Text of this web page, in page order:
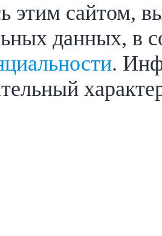
этим сайтом,
данных, в
.